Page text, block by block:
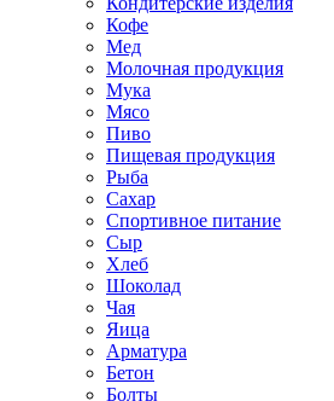
Кофе
Мед
Молочная продукция
Мука
Мясо
Пиво
Пищевая продукция
Рыба
Сахар
Спортивное питание
Сыр
Хлеб
Шоколад
Чая
Яица
Арматура
Бетон
Болты